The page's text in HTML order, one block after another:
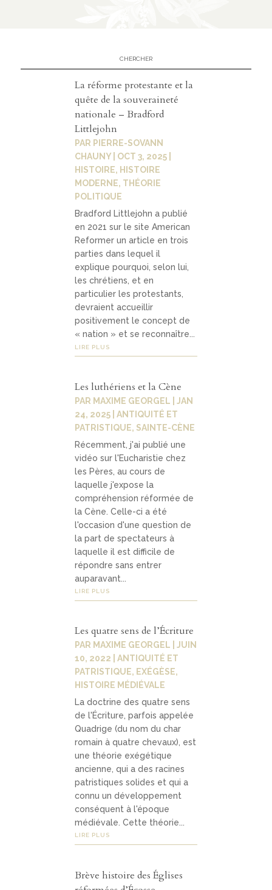
La réforme protestante et la
quête de la souveraineté
nationale – Bradford
Littlejohn
PAR PIERRE-SOVANN
CHAUNY
OCT 3, 2025
HISTOIRE, HISTOIRE
MODERNE, THÉORIE
POLITIQUE
Bradford Littlejohn a publié
en 2021 sur le site American
Reformer un article en trois
parties dans lequel il
explique pourquoi, selon lui,
les chrétiens, et en
particulier les protestants,
devraient accueillir
positivement le concept de
« nation » et se reconnaître...
LIRE PLUS
Les luthériens et la Cène
PAR MAXIME GEORGEL |JAN
24, 2025 |ANTIQUITÉ ET
PATRISTIQUE, SAINTE-CÈNE
Récemment, j'ai publié une
vidéo sur l'Eucharistie chez
les Pères, au cours de
laquelle j'expose la
compréhension réformée de
la Cène. Celle-ci a été
l'occasion d'une question de
la part de spectateurs à
laquelle il est difficile de
répondre sans entrer
auparavant...
LIRE PLUS
Les quatre sens de l’Écriture
PAR MAXIME GEORGEL |JUIN
10, 2022 |ANTIQUITÉ ET
PATRISTIQUE, EXÉGÈSE,
HISTOIRE MÉDIÉVALE
La doctrine des quatre sens
de l'Écriture, parfois appelée
Quadrige (du nom du char
romain à quatre chevaux), est
une théorie exégétique
ancienne, qui a des racines
patristiques solides et qui a
connu un développement
conséquent à l'époque
médiévale. Cette théorie...
LIRE PLUS
Brève histoire des Églises